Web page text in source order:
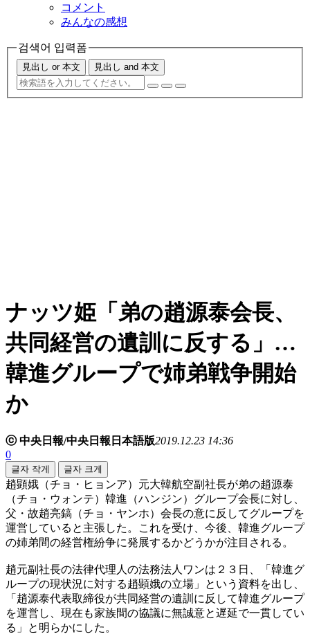
コメント
みんなの感想
검색어 입력폼
見出し or 本文 見出し and 本文
ナッツ姫「弟の趙源泰会長、
共同経営の遺訓に反する」…
韓進グループで姉弟戦争開始
か
ⓒ 中央日報/中央日報日本語版2019.12.23 14:36
0
글자 작게 글자 크게
趙顕娥（チョ・ヒョンア）元大韓航空副社長が弟の趙源泰
（チョ・ウォンテ）韓進（ハンジン）グループ会長に対し、
父・故趙亮鎬（チョ・ヤンホ）会長の意に反してグループを
運営していると主張した。これを受け、今後、韓進グループ
の姉弟間の経営権紛争に発展するかどうかが注目される。
趙元副社長の法律代理人の法務法人ワンは２３日、「韓進グ
ループの現状況に対する趙顕娥の立場」という資料を出し、
「趙源泰代表取締役が共同経営の遺訓に反して韓進グループ
を運営し、現在も家族間の協議に無誠意と遅延で一貫してい
る」と明らかにした。